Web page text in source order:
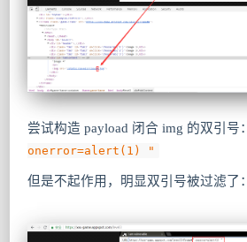
尝试构造 payload 闭合 img 的双引号：
onerror=alert(1) "
但是不起作用，明显双引号被过滤了：